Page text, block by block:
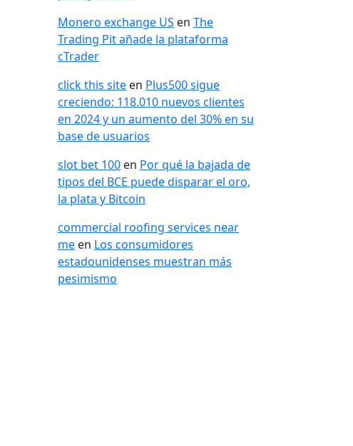
Monero exchange US en The
Trading Pit añade la plataforma
cTrader
click this site en Plus500 sigue
creciendo: 118.010 nuevos clientes
en 2024 y un aumento del 30% en su
base de usuarios
slot bet 100 en Por qué la bajada de
tipos del BCE puede disparar el oro,
la plata y Bitcoin
commercial roofing services near
me en Los consumidores
estadounidenses muestran más
pesimismo